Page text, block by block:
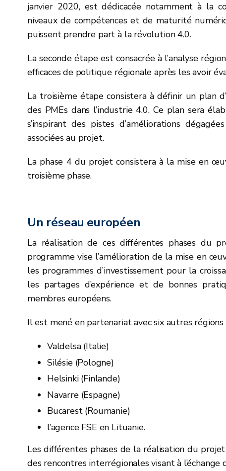
janvier 2020, est dédicacée notamment à la
niveaux de compétences et de maturité
puissent prendre part à la révolution 4.0.
La seconde étape est consacrée à l’analyse
efficaces de politique régionale après les avoir
La troisième étape consistera à définir un plan
des PMEs dans l’industrie 4.0. Ce plan sera
s’inspirant des pistes d’améliorations
associées au projet.
La phase 4 du projet consistera à la mise en
troisième phase.
Un réseau européen
La réalisation de ces différentes phases du
programme vise l’amélioration de la mise en
les programmes d’investissement pour la
les partages d’expérience et de bonnes
membres européens.
Il est mené en partenariat avec six autres régions
Valdelsa (Italie)
Silésie (Pologne)
Helsinki (Finlande)
Navarre (Espagne)
Bucarest (Roumanie)
l’agence FSE en Lituanie.
Les différentes phases de la réalisation du
des rencontres interrégionales visant à